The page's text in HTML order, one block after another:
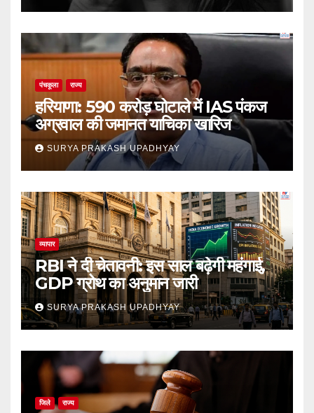
पंचकूला राज्य
हरियाणा: 590 करोड़ घोटाले में IAS पंकज
अग्रवाल की जमानत याचिका खारिज
SURYA PRAKASH UPADHYAY
व्यापार
RBI ने दी चेतावनी: इस साल बढ़ेगी महंगाई,
GDP ग्रोथ का अनुमान जारी
SURYA PRAKASH UPADHYAY
जिले राज्य